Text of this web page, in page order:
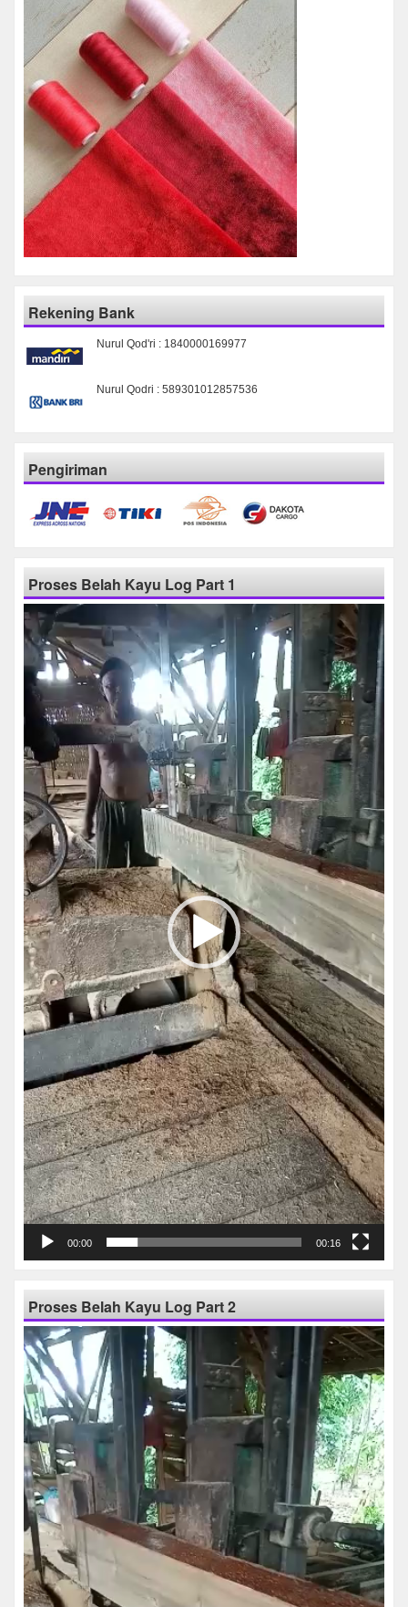
Rekening Bank
Nurul Qod'ri : 1840000169977
Nurul Qodri : 589301012857536
Pengiriman
Proses Belah Kayu Log Part 1
Pemutar
Video
00:00 00:16
Proses Belah Kayu Log Part 2
Pemutar
Video